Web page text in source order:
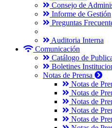
Consejo de
Informe de Gestión
Preguntas
Auditoria Interna
Comunicación
Catálogo de
Boletines
Notas de Prensa
Notas de
Notas de
Notas de
Notas de
Notas de